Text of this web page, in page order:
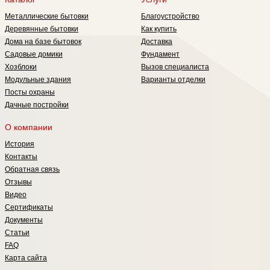
кабина – 1 шт Туалетный отсек -
комплект: унитаз с выводами – 1 шт
Рукомойник:- Раковина-мойка,
смеситель – 2шт Водонагреватель
(бойлер):до 100 л – 1 шт
Электрика:комплект в коробе
Вентилятор электрический -2 шт.
Металлические бытовки
Деревянные бытовки
Дома на базе бытовок
Садовые домики
Хозблоки
Модульные здания
Посты охраны
Дачные постройки
Благоустройство
Как купить
Доставка
Фундамент
Вызов специалиста
Варианты отделки
О компании
История
Контакты
Обратная связь
Отзывы
Видео
Сертификаты
Документы
Статьи
FAQ
Карта сайта